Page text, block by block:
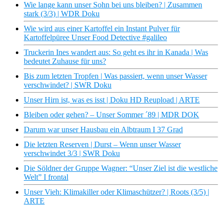
Wie lange kann unser Sohn bei uns bleiben? | Zusammen
stark (3/3) | WDR Doku
Wie wird aus einer Kartoffel ein Instant Pulver für
Kartoffelpüree Unser Food Detective #galileo
Truckerin Ines wandert aus: So geht es ihr in Kanada | Was
bedeutet Zuhause für uns?
Bis zum letzten Tropfen | Was passiert, wenn unser Wasser
verschwindet? | SWR Doku
Unser Hirn ist, was es isst | Doku HD Reupload | ARTE
Bleiben oder gehen? – Unser Sommer ´89 | MDR DOK
Darum war unser Hausbau ein Albtraum I 37 Grad
Die letzten Reserven | Durst – Wenn unser Wasser
verschwindet 3/3 | SWR Doku
Die Söldner der Gruppe Wagner: “Unser Ziel ist die westliche
Welt” I frontal
Unser Vieh: Klimakiller oder Klimaschützer? | Roots (3/5) |
ARTE